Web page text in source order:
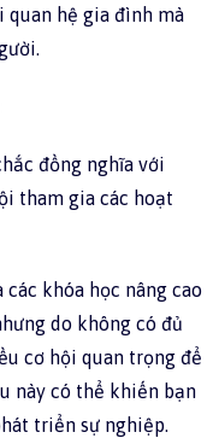
quan hệ gia đình mà
đồng nghĩa với
tham gia các hoạt
khóa học nâng cao
do không có đủ
cơ hội quan trọng để
này có thể khiến bạn
triển sự nghiệp.